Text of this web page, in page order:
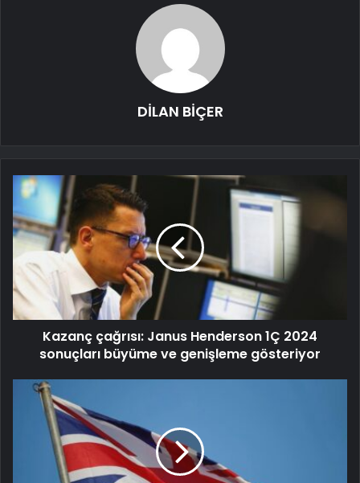
DİLAN BİÇER
Kazanç çağrısı: Janus Henderson 1Ç 2024
sonuçları büyüme ve genişleme gösteriyor